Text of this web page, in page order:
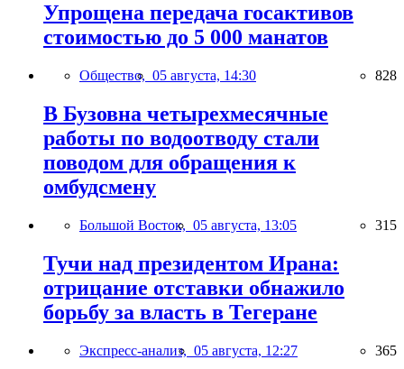
Упрощена передача госактивов
стоимостью до 5 000 манатов
Общество, 05 августа, 14:30 828
В Бузовна четырехмесячные
работы по водоотводу стали
поводом для обращения к
омбудсмену
Большой Восток, 05 августа, 13:05 315
Тучи над президентом Ирана:
отрицание отставки обнажило
борьбу за власть в Тегеране
Экспресс-анализ, 05 августа, 12:27 365